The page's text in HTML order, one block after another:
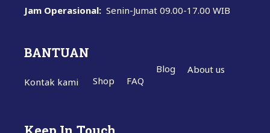
Jam Operasional: Senin-Jumat 09.00-17.00 WIB
BANTUAN
Kontak kami Shop FAQ
Blog About us